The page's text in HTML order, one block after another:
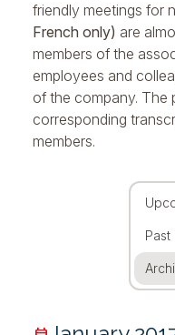
friendly meetings for
French only) are
members of the
employees and
of the company. The
corresponding
members.
Past